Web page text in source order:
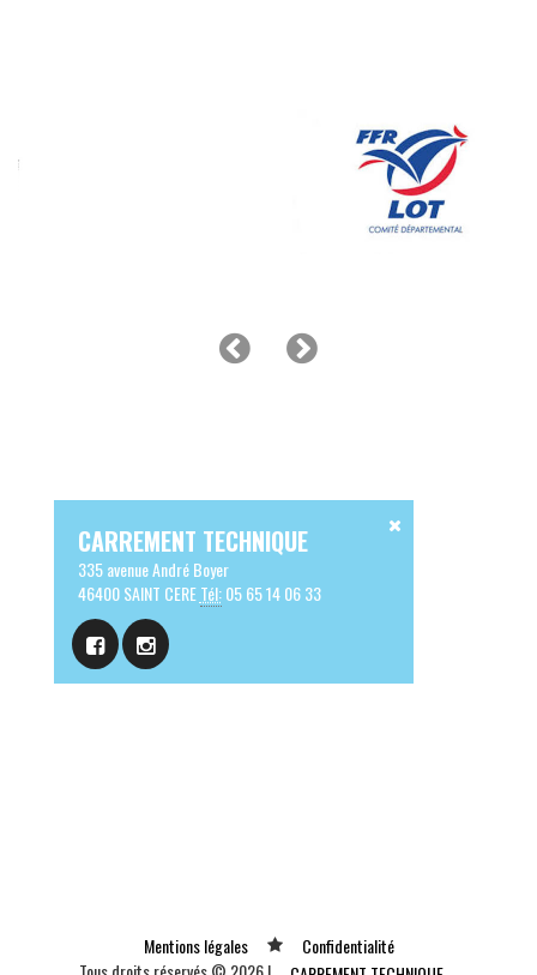
CARREMENT TECHNIQUE
335 avenue André Boyer
46400 SAINT CERETél:05 65 14 06 33
Mentions légales
Confidentialité